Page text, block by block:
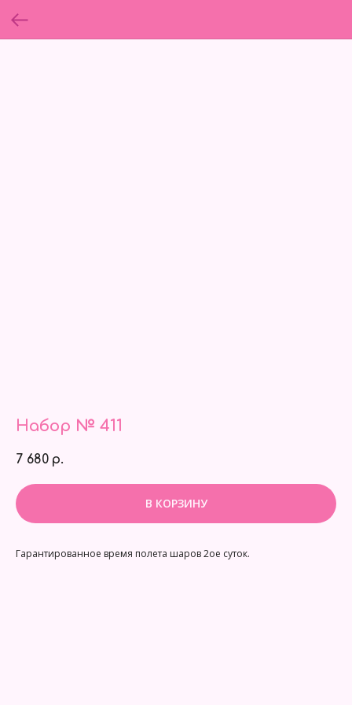
Набор № 411
7 680 р.
В КОРЗИНУ
Гарантированное время полета шаров 2ое суток.